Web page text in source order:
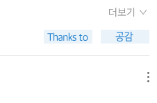
이 책은 두 개의 강연과 그의 지
작품, 마지막 철학 같은데 대
습니다. 그리고, 그가 제시하
되는데, 하나의 고전을 장기간
면서 읽으며 이해가 되지 않는
더보기